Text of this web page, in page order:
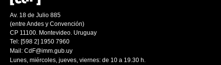
Av. 18 de Julio 885
(entre Andes y Convención)
CP 11100. Montevideo. Uruguay
Tel: [598 2] 1950 7960
Mail: CdF@imm.gub.uy
Lunes, miércoles, jueves, viernes: de 10 a 19.30 h.